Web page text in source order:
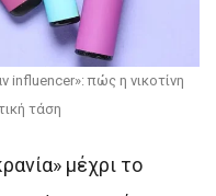
influencer»: πώς η νικοτίνη
τάση
μέχρι το